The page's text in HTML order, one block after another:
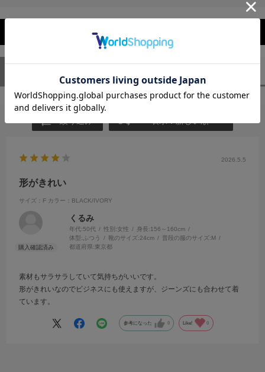
レビューを閉じる
2026.5.5
形がきれい
サイズ：F カラー：BLACK/IVORY
くるみ
年代:50代 性別:女性 身長:156～160cm
体型: ふつう 靴のサイズ:24cm 普段の服のサイズ:M
都道府県:東京都
素材もサラサラしていて気持ちがいいです。
形がきれいなのでビジネスにも使えますが、ジーンズにも合わせて着
ています。
参考になった 0 Like! 0